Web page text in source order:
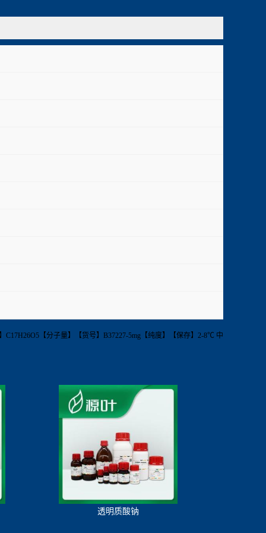
】C17H26O5【分子量】【货号】B37227-5mg【纯度】【保存】2-8℃ 中
透明质酸钠